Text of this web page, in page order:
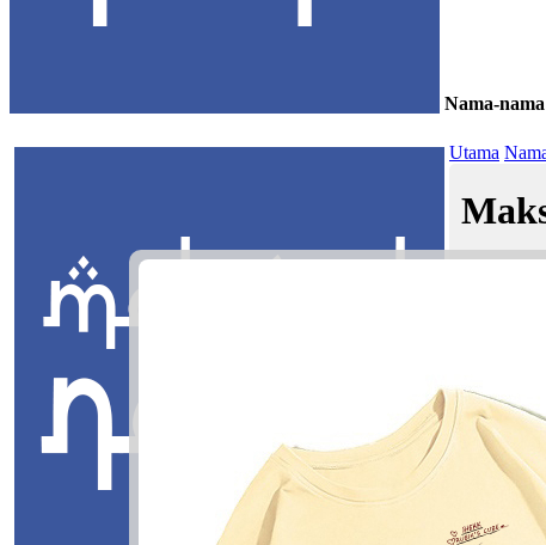
Nama-
Utama
Khalid Heidi
خالد هيدي
Khalid:
Heidi: Adil,